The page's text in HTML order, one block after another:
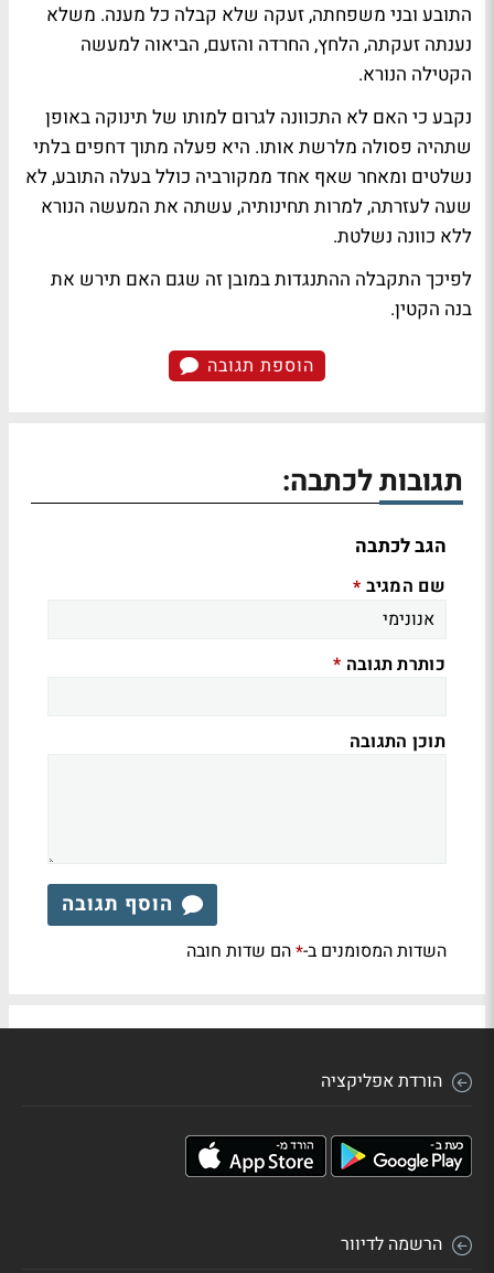
התובע ובני משפחתה, זעקה שלא קבלה כל מענה. משלא
נענתה זעקתה, הלחץ, החרדה והזעם, הביאוה למעשה
הקטילה הנורא.
נקבע כי האם לא התכוונה לגרום למותו של תינוקה באופן
שתהיה פסולה מלרשת אותו. היא פעלה מתוך דחפים בלתי
נשלטים ומאחר שאף אחד ממקורביה כולל בעלה התובע, לא
שעה לעזרתה, למרות תחינותיה, עשתה את המעשה הנורא
ללא כוונה נשלטת.
לפיכך התקבלה ההתנגדות במובן זה שגם האם תירש את
בנה הקטין.
הוספת תגובה
תגובות לכתבה:
הגב לכתבה
שם המגיב *
כותרת תגובה *
תוכן התגובה
הוסף תגובה
השדות המסומנים ב-*הם שדות חובה
הורדת אפליקציה
הרשמה לדיוור